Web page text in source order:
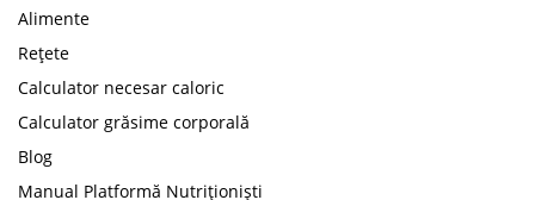
Alimente
Rețete
Calculator necesar caloric
Calculator grăsime corporală
Blog
Manual Platformă Nutriționiști